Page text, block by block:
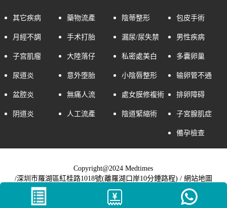
其它疾病
月經不調
子宫肌瘤
尿道炎
盆腔炎
阴道炎
藥物流產
手术打胎
大陸落仔
意外堕胎
無痛人流
人工流產
陰蒂整形
漏尿/尿失禁
私密處美白
小陰唇整形
處女膜修複術
陰道緊縮術
包皮手術
男性疾病
多囊卵巢
输卵管不通
排卵障碍
子宮腺肌症
備孕檢查
Copyright@2024 Medtimes
/深圳市羅湖區紅桂路1018號(離羅湖口岸10分鍾路程) / 網站地圖